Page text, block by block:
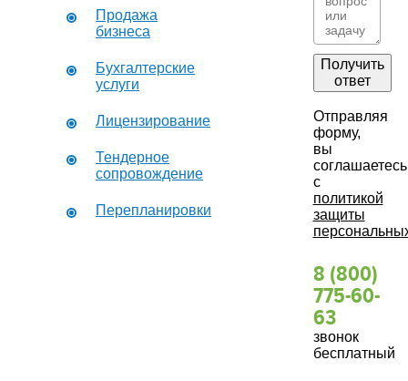
Продажа
бизнеса
Бухгалтерские
услуги
Лицензирование
Тендерное
сопровождение
Перепланировки
Получить
ответ
Отправляя
форму,
вы
соглашаетесь
с
политикой
защиты
8 (800)
775-60-
63
звонок
бесплатный